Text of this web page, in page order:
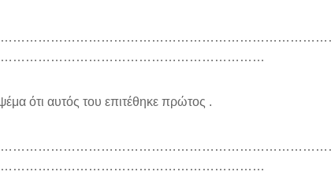
αυτός του επιτέθηκε πρώτος .